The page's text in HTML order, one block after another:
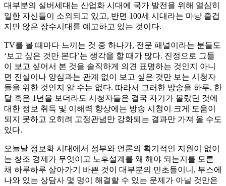
대부분의 실버세대는 산업화 시대에 국가 발전을 위해 열심히
일한 자신들이 소외되고 있고, 반면 100세 시대라는 마냥 즐겁
지만 않은 장수시대를 예고하고 있는 것이다.
TV를 볼 때마다 느끼는 것 중 하나가, 전문 패널이라는 분들도
‘보고 싶은 것만 본다’는 생각을 할 때가 많다. 진정으로 그들
이 보고 싶어서 본 것을 솔직하게 의견 표명하는 것인지 아니
면 진실이나 양심과는 관계 없이 보고 싶은 것만 보는 시청자
들을 위한 것인지 알 수는 없다. 따라서 그러한 방송을 하루, 한
달 혹은 1년을 보더라도 시청자들은 결국 자기가 몰랐던 것에
대한 정보 취득 및 이해력 향상에는 방송 시청이 크게 도움이
되지 못하고 오히려 고정관념만 강화되는 결과만 가져 올 수도
있다.
오늘날 정보화 시대에서 정부와 언론의 획기적인 지원이 없이
는 창조 경제가 무엇이고 노후설계를 왜 해야 되는지를 모른
채 하루하루 살아가기 바쁜 것이 대부분의 민초들이니, 부스에
나와 있는 상담사 몇 명이 해결할 수 있는 문제가 아닐 것만은